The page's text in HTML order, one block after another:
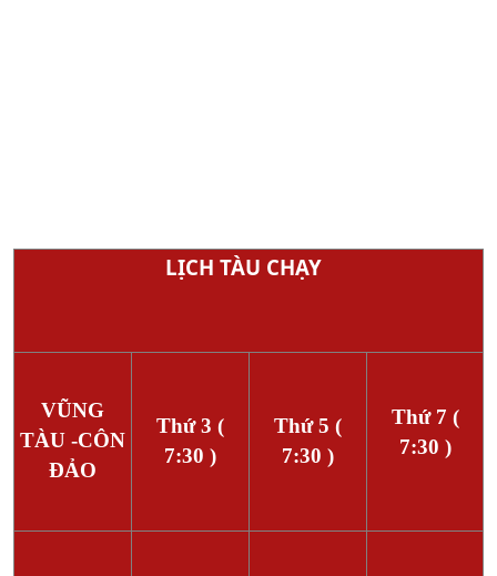
LỊCH TÀU CHẠY
VŨNG
TÀU -CÔN
ĐẢO
Thứ 3 (
7:30 )
Thứ 5 (
7:30 )
Thứ 7 (
7:30 )